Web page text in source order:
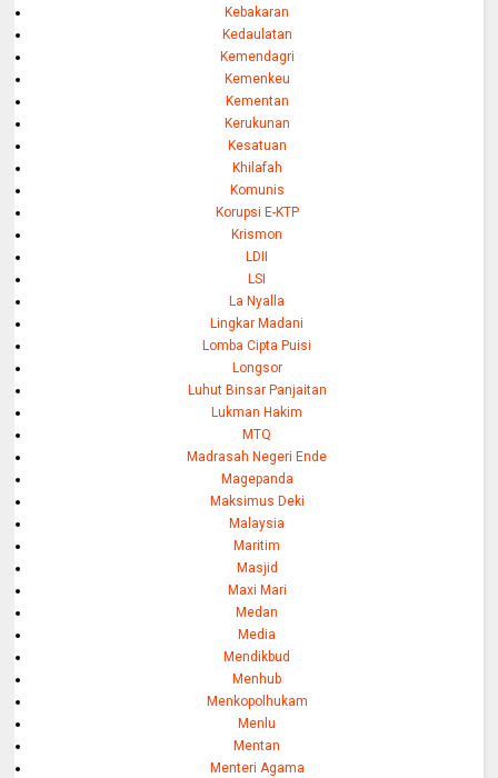
Kebakaran
Kedaulatan
Kemendagri
Kemenkeu
Kementan
Kerukunan
Kesatuan
Khilafah
Komunis
Korupsi E-KTP
Krismon
LDII
LSI
La Nyalla
Lingkar Madani
Lomba Cipta Puisi
Longsor
Luhut Binsar Panjaitan
Lukman Hakim
MTQ
Madrasah Negeri Ende
Magepanda
Maksimus Deki
Malaysia
Maritim
Masjid
Maxi Mari
Medan
Media
Mendikbud
Menhub
Menkopolhukam
Menlu
Mentan
Menteri Agama